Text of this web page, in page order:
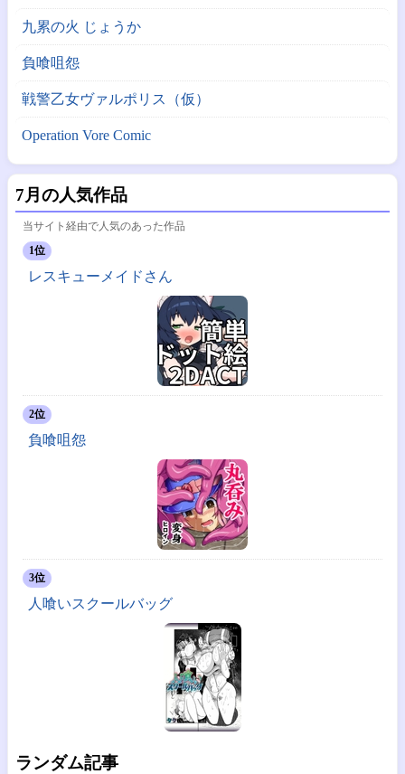
九累の火 じょうか
負喰咀怨
戦警乙女ヴァルポリス（仮）
Operation Vore Comic
7月の人気作品
当サイト経由で人気のあった作品
1位
レスキューメイドさん
2位
負喰咀怨
3位
人喰いスクールバッグ
ランダム記事